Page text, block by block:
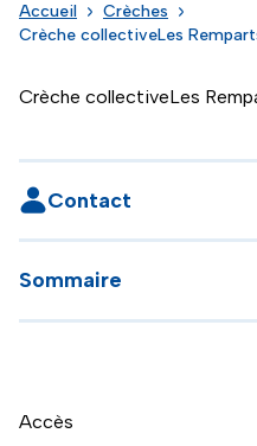
Accueil
Crèches
Crèche collectiveLes
Crèche collectiveLes
Contact
Sommaire
Accès